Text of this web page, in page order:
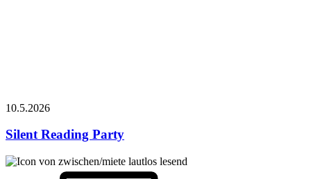
10.5.2026
Silent Reading Party
lautlos lesend